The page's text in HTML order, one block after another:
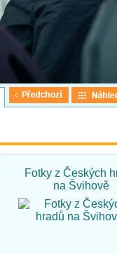
Fotky z Českých
na Švihově